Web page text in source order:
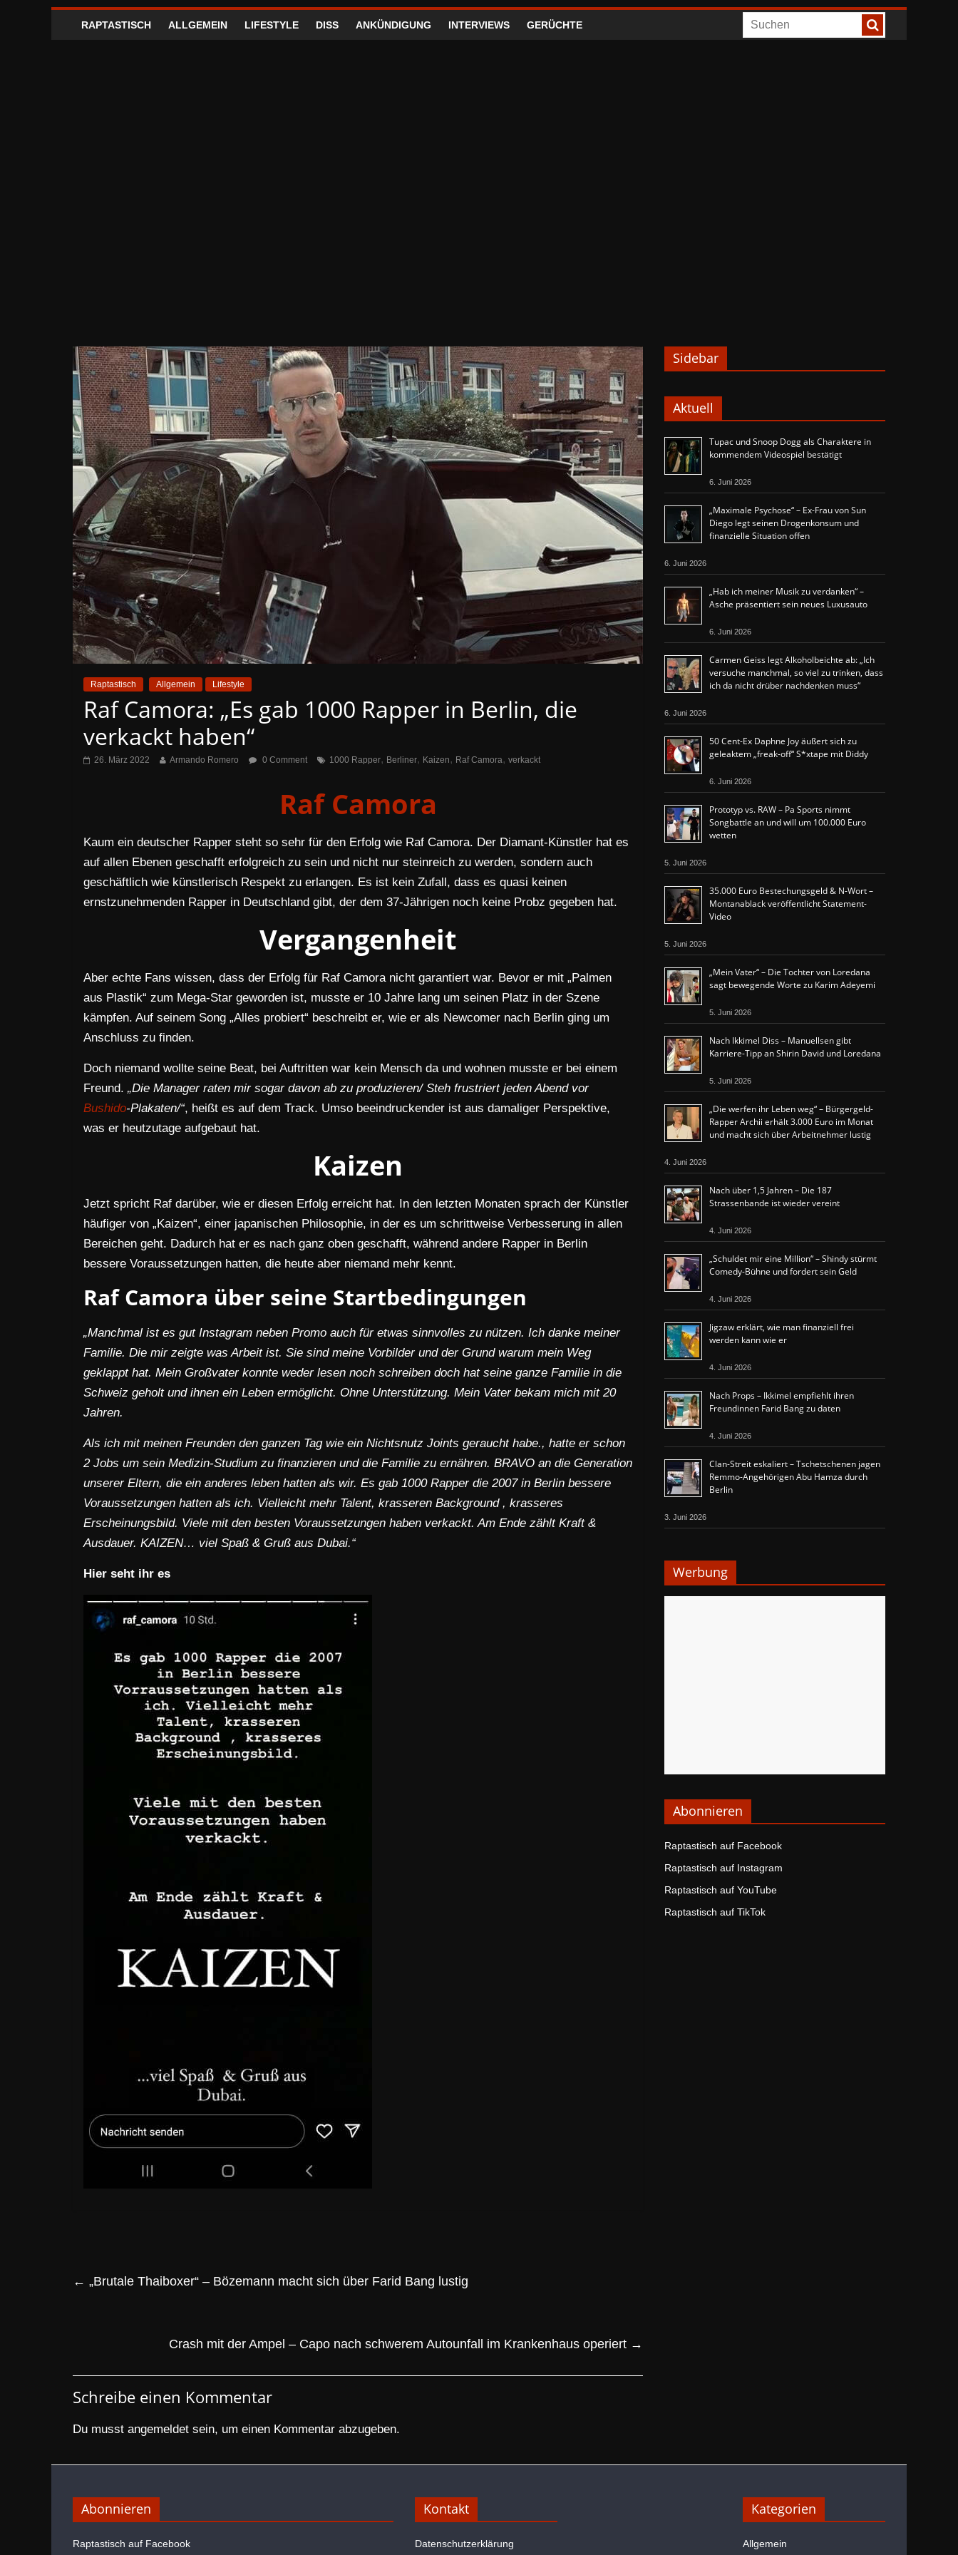
RAPTASTISCH ALLGEMEIN LIFESTYLE DISS ANKÜNDIGUNG INTERVIEWS GERÜCHTE
Raptastisch Allgemein Lifestyle
Raf Camora: „Es gab 1000 Rapper in Berlin, die
verkackt haben“
26. März 2022 Armando Romero 0 Comment 1000 Rapper, Berliner, Kaizen, Raf Camora, verkackt
Raf Camora
Kaum ein deutscher Rapper steht so sehr für den Erfolg wie Raf Camora. Der Diamant-Künstler hat es
auf allen Ebenen geschafft erfolgreich zu sein und nicht nur steinreich zu werden, sondern auch
geschäftlich wie künstlerisch Respekt zu erlangen. Es ist kein Zufall, dass es quasi keinen
ernstzunehmenden Rapper in Deutschland gibt, der dem 37-Jährigen noch keine Probz gegeben hat.
Vergangenheit
Aber echte Fans wissen, dass der Erfolg für Raf Camora nicht garantiert war. Bevor er mit „Palmen
aus Plastik“ zum Mega-Star geworden ist, musste er 10 Jahre lang um seinen Platz in der Szene
kämpfen. Auf seinem Song „Alles probiert“ beschreibt er, wie er als Newcomer nach Berlin ging um
Anschluss zu finden.
Doch niemand wollte seine Beat, bei Auftritten war kein Mensch da und wohnen musste er bei einem
Freund. „Die Manager raten mir sogar davon ab zu produzieren/ Steh frustriert jeden Abend vor
Bushido-Plakaten/“, heißt es auf dem Track. Umso beeindruckender ist aus damaliger Perspektive,
was er heutzutage aufgebaut hat.
Kaizen
Jetzt spricht Raf darüber, wie er diesen Erfolg erreicht hat. In den letzten Monaten sprach der Künstler
häufiger von „Kaizen“, einer japanischen Philosophie, in der es um schrittweise Verbesserung in allen
Bereichen geht. Dadurch hat er es nach ganz oben geschafft, während andere Rapper in Berlin
bessere Voraussetzungen hatten, die heute aber niemand mehr kennt.
Raf Camora über seine Startbedingungen
„Manchmal ist es gut Instagram neben Promo auch für etwas sinnvolles zu nützen. Ich danke meiner
Familie. Die mir zeigte was Arbeit ist. Sie sind meine Vorbilder und der Grund warum mein Weg
geklappt hat. Mein Großvater konnte weder lesen noch schreiben doch hat seine ganze Familie in die
Schweiz geholt und ihnen ein Leben ermöglicht. Ohne Unterstützung. Mein Vater bekam mich mit 20
Jahren.
Als ich mit meinen Freunden den ganzen Tag wie ein Nichtsnutz Joints geraucht habe., hatte er schon
2 Jobs um sein Medizin-Studium zu finanzieren und die Familie zu ernähren. BRAVO an die Generation
unserer Eltern, die ein anderes leben hatten als wir. Es gab 1000 Rapper die 2007 in Berlin bessere
Voraussetzungen hatten als ich. Vielleicht mehr Talent, krasseren Background , krasseres
Erscheinungsbild. Viele mit den besten Voraussetzungen haben verkackt. Am Ende zählt Kraft &
Ausdauer. KAIZEN… viel Spaß & Gruß aus Dubai.“
Hier seht ihr es
← „Brutale Thaiboxer“ – Bözemann macht sich über Farid Bang lustig
Crash mit der Ampel – Capo nach schwerem Autounfall im Krankenhaus operiert →
Schreibe einen Kommentar
Du musst angemeldet sein, um einen Kommentar abzugeben.
Sidebar
Aktuell
Tupac und Snoop Dogg als Charaktere in
kommendem Videospiel bestätigt
6. Juni 2026
„Maximale Psychose“ – Ex-Frau von Sun
Diego legt seinen Drogenkonsum und
finanzielle Situation offen
6. Juni 2026
„Hab ich meiner Musik zu verdanken“ –
Asche präsentiert sein neues Luxusauto
6. Juni 2026
Carmen Geiss legt Alkoholbeichte ab: „Ich
versuche manchmal, so viel zu trinken, dass
ich da nicht drüber nachdenken muss“
6. Juni 2026
50 Cent-Ex Daphne Joy äußert sich zu
geleaktem „freak-off“ S*xtape mit Diddy
6. Juni 2026
Prototyp vs. RAW – Pa Sports nimmt
Songbattle an und will um 100.000 Euro
wetten
5. Juni 2026
35.000 Euro Bestechungsgeld & N-Wort –
Montanablack veröffentlicht Statement-
Video
5. Juni 2026
„Mein Vater“ – Die Tochter von Loredana
sagt bewegende Worte zu Karim Adeyemi
5. Juni 2026
Nach Ikkimel Diss – Manuellsen gibt
Karriere-Tipp an Shirin David und Loredana
5. Juni 2026
„Die werfen ihr Leben weg“ – Bürgergeld-
Rapper Archii erhält 3.000 Euro im Monat
und macht sich über Arbeitnehmer lustig
4. Juni 2026
Nach über 1,5 Jahren – Die 187
Strassenbande ist wieder vereint
4. Juni 2026
„Schuldet mir eine Million“ – Shindy stürmt
Comedy-Bühne und fordert sein Geld
4. Juni 2026
Jigzaw erklärt, wie man finanziell frei
werden kann wie er
4. Juni 2026
Nach Props – Ikkimel empfiehlt ihren
Freundinnen Farid Bang zu daten
4. Juni 2026
Clan-Streit eskaliert – Tschetschenen jagen
Remmo-Angehörigen Abu Hamza durch
Berlin
3. Juni 2026
Werbung
Abonnieren
Raptastisch auf Facebook
Raptastisch auf Instagram
Raptastisch auf YouTube
Raptastisch auf TikTok
Abonnieren
Raptastisch auf Facebook
Kontakt
Datenschutzerklärung
Kategorien
Allgemein